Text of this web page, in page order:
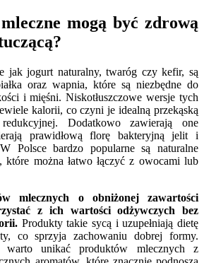
mogą być zdrową
jak jogurt naturalny, twaróg czy kefir, są
oraz wapnia, które są niezbędne do
i mięśni. Niskotłuszczowe wersje tych
kalorii, co czyni je idealną przekąską
Dodatkowo zawierają one
prawidłową florę bakteryjną jelit i
Polsce bardzo popularne są naturalne
można łatwo łączyć z owocami lub
mlecznych o obniżonej zawartości
z ich wartości odżywczych bez
Produkty takie sycą i uzupełniają dietę
co sprzyja zachowaniu dobrej formy.
warto unikać produktów mlecznych z